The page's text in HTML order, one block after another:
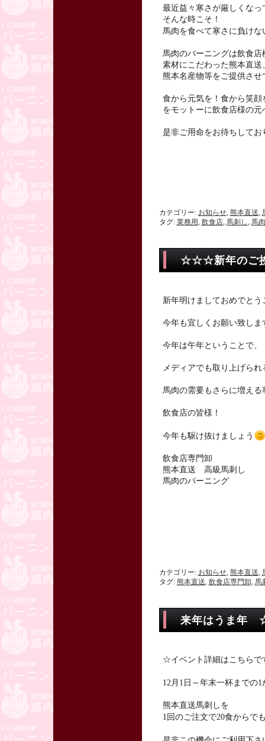
最近益々寒さが厳しくなっ
そんな時こそ！
馬肉を食べて寒さに負け
馬肉のバーニングは飲食店
素材にこだわった熊本直
熊本名産物等をご提供さ
食から元気を！食から笑顔
をモットーに飲食店様の
是非ご用命をお待ちしてお
カテゴリー: お知らせ, 熊本直送
タグ: 業務用 飲食店, 馬刺し 馬肉
☆☆☆新年の
新年明けましておめでとう
今年も宜しくお願い致しま
今年は午年ということで、
メディアでも取り上げら
馬肉の需要もさらに増える
飲食店の皆様！
今年も駆け抜けましょう
飲食店専門卸
熊本直送 高級馬刺し
馬肉のバーニング
カテゴリー: お知らせ, 熊本直送
タグ: 熊本直送 飲食店専門卸 馬
来年はうま年
☆イベント詳細はこちら
12月1日～年末一杯までの1
熊本直送馬刺しを
1回のご注文で20食からで